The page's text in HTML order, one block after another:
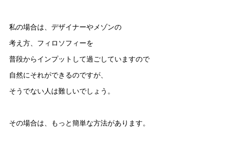
私の場合は、デザイナーやメゾンの
考え方、フィロソフィーを
普段からインプットして過ごしていますので
自然にそれができるのですが、
そうでない人は難しいでしょう。
その場合は、もっと簡単な方法があります。